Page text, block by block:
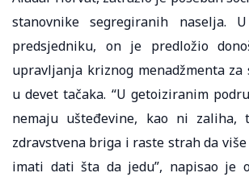
stanovnike segregiranih naselja.
predsjedniku, on je predložio
upravljanja kriznog menadžmenta za
u devet tačaka. “U getoiziranim
nemaju ušteđevine, kao ni zaliha,
zdravstvena briga i raste strah da
imati dati šta da jedu”, napisao je